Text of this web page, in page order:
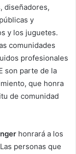
diseñadores,
y
y los juguetes.
comunidades
profesionales
son parte de la
que honra
de comunidad
honrará a los
personas que